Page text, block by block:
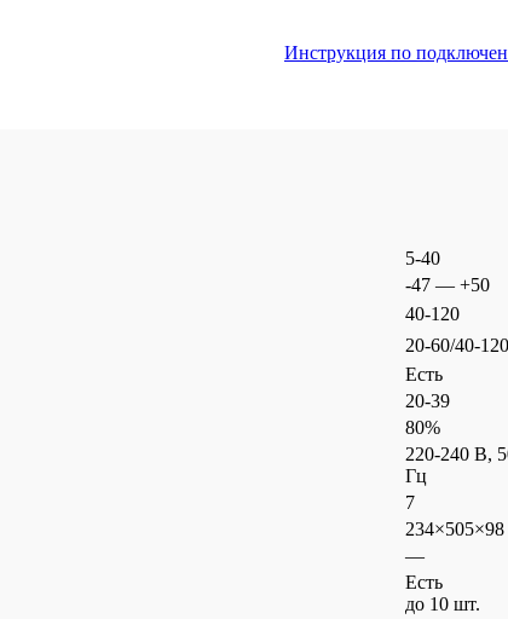
Инструкция по
5-40
-47 — +50
40-120
20-60/40-120
Есть
20-39
80%
220-240 В,
Гц
7
234×505×98
—
Есть
до 10 шт.